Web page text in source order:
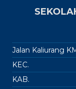
Jalan Kaliurang
KEC.
KAB.